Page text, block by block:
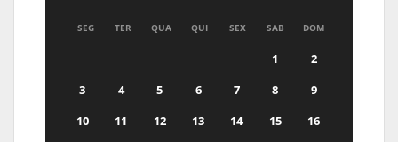
SEG TER QUA QUI SEX SAB DOM
1
2
3
4 5 6 7 8
9
10
11 12 13 14 15
16